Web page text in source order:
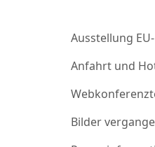
Ausstellung
Anfahrt und
Bilder